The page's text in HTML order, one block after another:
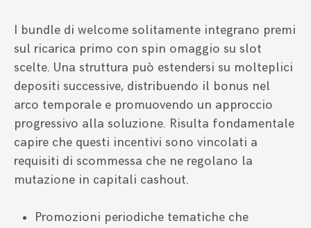
I bundle di welcome solitamente integrano premi
sul ricarica primo con spin omaggio su slot
scelte. Una struttura può estendersi su molteplici
depositi successive, distribuendo il bonus nel
arco temporale e promuovendo un approccio
progressivo alla soluzione. Risulta fondamentale
capire che questi incentivi sono vincolati a
requisiti di scommessa che ne regolano la
mutazione in capitali cashout.
Promozioni periodiche tematiche che